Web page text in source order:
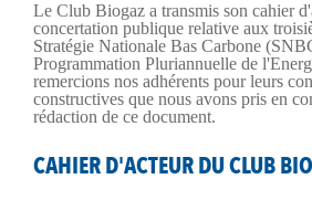
Le Club Biogaz a transmis son cahier
concertation publique relative aux
Stratégie Nationale Bas Carbone
Programmation Pluriannuelle de
remercions nos adhérents pour leurs
constructives que nous avons pris en
rédaction de ce document.
CAHIER D'ACTEUR DU CLUB